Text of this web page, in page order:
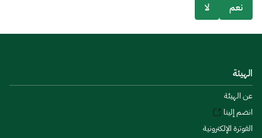
نعم
لا
الهيئة
عن الهيئة
انضم إلينا
الفوترة الإلكترونية